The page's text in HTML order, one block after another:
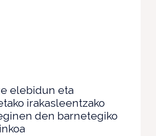
elebidun eta
irakasleentzako
den barnetegiko